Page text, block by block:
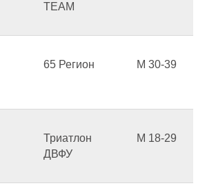
TEAM
65 Регион М 30-39
Триатлон
ДВФУ
М 18-29